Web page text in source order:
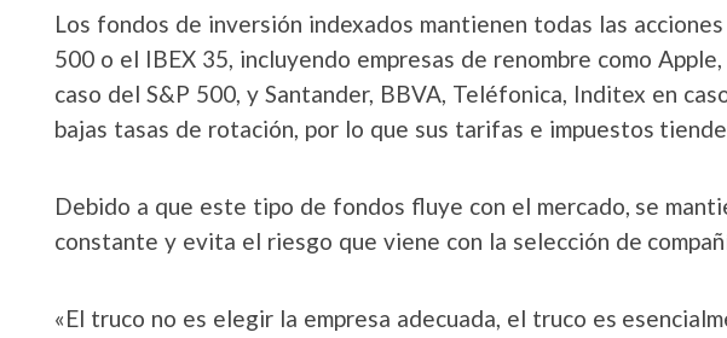
Los fondos de inversión indexados mantienen todas las
500 o el IBEX 35, incluyendo empresas de renombre como
caso del S&P 500, y Santander, BBVA, Teléfonica, Inditex en
bajas tasas de rotación, por lo que sus tarifas e impuestos
Debido a que este tipo de fondos fluye con el mercado, se
constante y evita el riesgo que viene con la selección de
«El truco no es elegir la empresa adecuada, el truco es